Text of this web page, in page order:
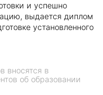
и успешно
выдается диплом
установленного
вносятся в
об образовании